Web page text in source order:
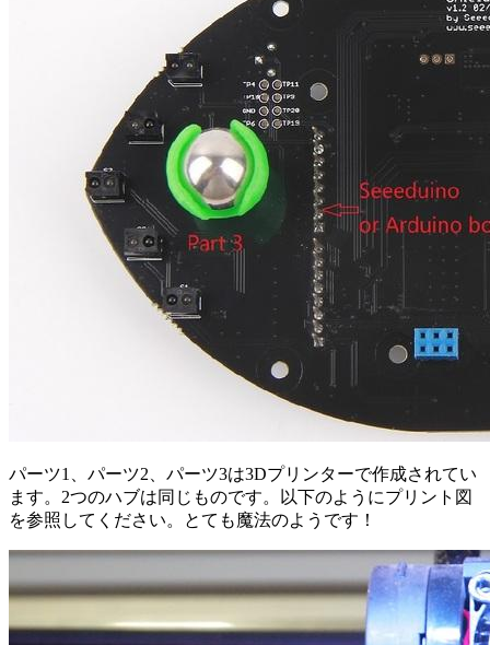
パーツ1、パーツ2、パーツ3は3Dプリンターで作成されてい
ます。2つのハブは同じものです。以下のようにプリント図
を参照してください。とても魔法のようです！